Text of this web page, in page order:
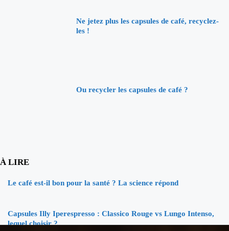
Ne jetez plus les capsules de café, recyclez-
les !
Ou recycler les capsules de café ?
À LIRE
Le café est-il bon pour la santé ? La science répond
Capsules Illy Iperespresso : Classico Rouge vs Lungo Intenso,
lequel choisir ?